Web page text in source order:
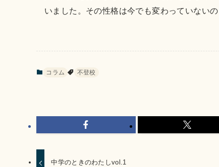
いました。その性格は今でも変わっていないの
コラム 不登校
中学のときのわたしvol.1